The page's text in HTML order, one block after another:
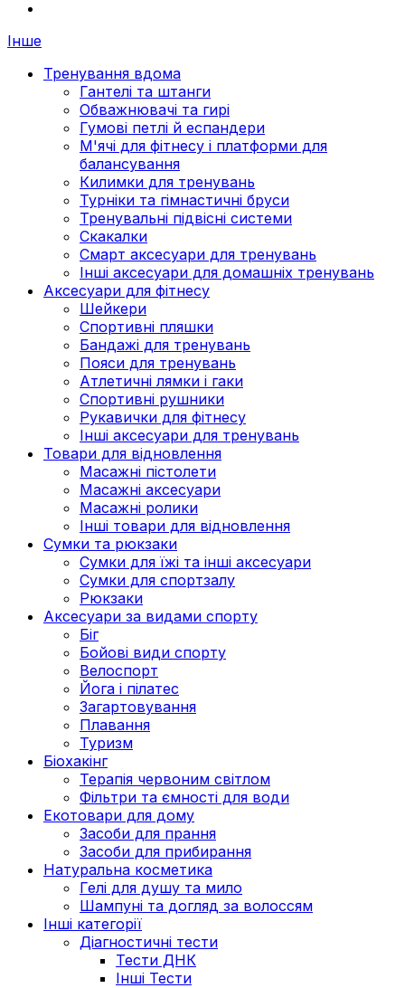
Інше
Тренування вдома
Гантелі та штанги
Обважнювачі та гирі
Гумові петлі й еспандери
М'ячі для фітнесу і платформи для
балансування
Килимки для тренувань
Турніки та гімнастичні бруси
Тренувальні підвісні системи
Скакалки
Смарт аксесуари для тренувань
Інші аксесуари для домашніх тренувань
Аксесуари для фітнесу
Шейкери
Спортивні пляшки
Бандажі для тренувань
Пояси для тренувань
Атлетичні лямки і гаки
Спортивні рушники
Рукавички для фітнесу
Інші аксесуари для тренувань
Товари для відновлення
Масажні пістолети
Масажні аксесуари
Масажні ролики
Інші товари для відновлення
Сумки та рюкзаки
Сумки для їжі та інші аксесуари
Сумки для спортзалу
Рюкзаки
Аксесуари за видами спорту
Біг
Бойові види спорту
Велоспорт
Йога і пілатес
Загартовування
Плавання
Туризм
Біохакінг
Терапія червоним світлом
Фільтри та ємності для води
Екотовари для дому
Засоби для прання
Засоби для прибирання
Натуральна косметика
Гелі для душу та мило
Шампуні та догляд за волоссям
Інші категорії
Діагностичні тести
Тести ДНК
Інші Тести